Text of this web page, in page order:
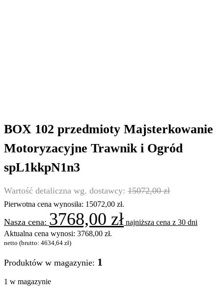
BOX 102 przedmioty Majsterkowanie
Motoryzacyjne Trawnik i Ogród
spL1kkpN1n3
15072,00zł
Pierwotna cena wynosiła: 15072,00 zł.
3768,00 zł najniższa cena z 30 dni
Aktualna cena wynosi: 3768,00 zł.
netto (brutto: 4634,64 zł)
Produktów w magazynie: 1
1 w magazynie